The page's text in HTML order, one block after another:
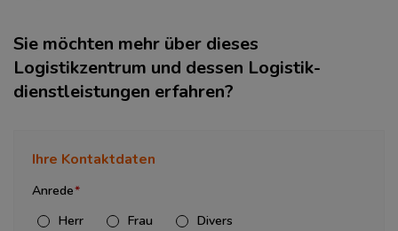
Sie möchten mehr über dieses
Logistikzentrum und dessen Logistik­
dienstleistungen erfahren?
Ihre Kontaktdaten
Anrede
Herr
Frau Divers